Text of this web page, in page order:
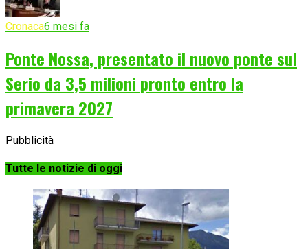
Cronaca6 mesi fa
Ponte Nossa, presentato il nuovo ponte sul
Serio da 3,5 milioni pronto entro la
primavera 2027
Pubblicità
Tutte le notizie di oggi